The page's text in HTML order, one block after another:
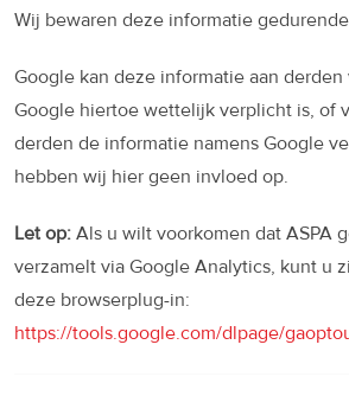
Wij bewaren deze informatie
Google kan deze informatie aan
Google hiertoe wettelijk verplicht is, of
derden de informatie namens Google
hebben wij hier geen invloed op.
Let op: Als u wilt voorkomen dat ASPA
verzamelt via Google Analytics, kunt u
deze browserplug-in:
https://tools.google.com/dlpage/